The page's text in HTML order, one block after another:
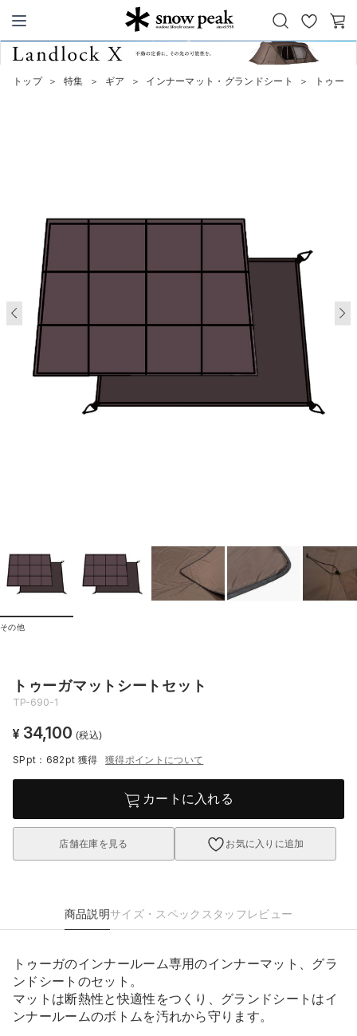
Snow Peak
お
気
カ
トップ ＞ 特集 ＞ ギア ＞ インナーマット・グランドシート ＞ トゥー
その他
トゥーガマットシートセット
TP-690-1
¥ 34,100 (税込)
SPpt：682pt 獲得 獲得ポイントについて
カートに入れる
店舗在庫を見る お気に入りに追加
商品説明サイズ・スペック スタッフレビュー
トゥーガのインナールーム専用のインナーマット、グラ
ンドシートのセット。
マットは断熱性と快適性をつくり、グランドシートはイ
ンナールームのボトムを汚れから守ります。